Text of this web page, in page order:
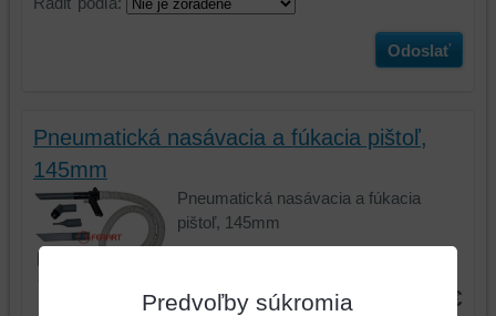
Odoslať
Pneumatická nasávacia a fúkacia pištoľ,
145mm
Pneumatická nasávacia a fúkacia
pištoľ, 145mm
44,73 €
Predvoľby súkromia